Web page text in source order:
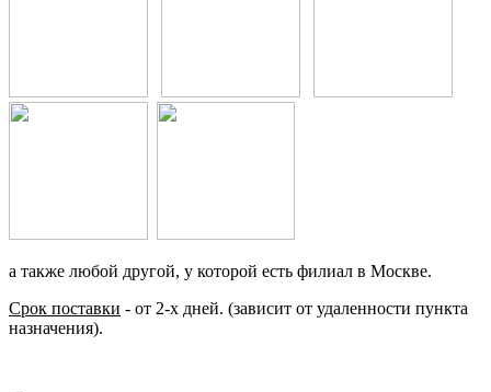
а также любой другой, у которой есть филиал в Москве.
Срок поставки - от 2-х дней. (зависит от удаленности пункта
назначения).